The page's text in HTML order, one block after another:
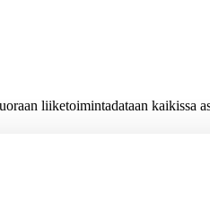
liiketoimintadataan kaikissa